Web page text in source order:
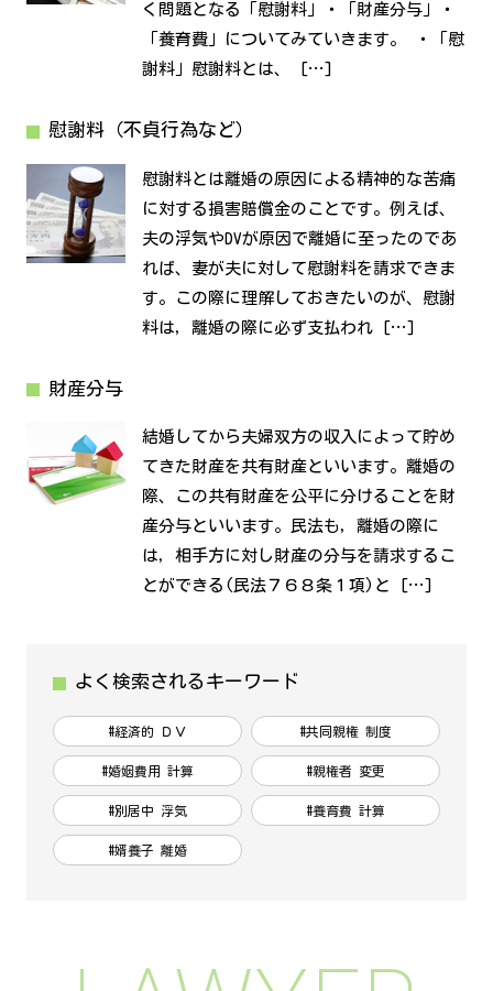
く問題となる「慰謝料」・「財産分与」・
「養育費」についてみていきます。 ・「慰
謝料」慰謝料とは、 […]
慰謝料（不貞行為など）
慰謝料とは離婚の原因による精神的な苦痛
に対する損害賠償金のことです。例えば、
夫の浮気やDVが原因で離婚に至ったのであ
れば、妻が夫に対して慰謝料を請求できま
す。この際に理解しておきたいのが、慰謝
料は，離婚の際に必ず支払われ […]
財産分与
結婚してから夫婦双方の収入によって貯め
てきた財産を共有財産といいます。離婚の
際、この共有財産を公平に分けることを財
産分与といいます。民法も，離婚の際に
は，相手方に対し財産の分与を請求するこ
とができる(民法７６８条１項)と […]
よく検索されるキーワード
#経済的 ＤＶ #共同親権 制度
#婚姻費用 計算 #親権者 変更
#別居中 浮気 #養育費 計算
#婿養子 離婚